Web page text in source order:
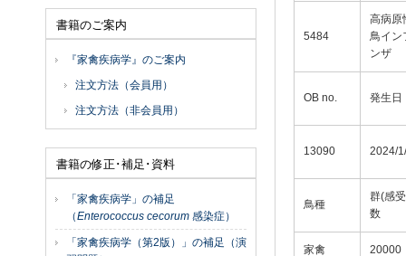
5484
高病原
鳥イン
ンザ
OB no. 発生日
13090 2024/
鳥種
群(感
数
家禽 20000
書籍のご案内
『家禽疾病学』のご案内
注文方法（会員用）
注文方法（非会員用）
書籍の修正･補足･資料
「家禽疾病学」の補足
（Enterococcus cecorum 感染症）
「家禽疾病学（第2版）」の補足（演